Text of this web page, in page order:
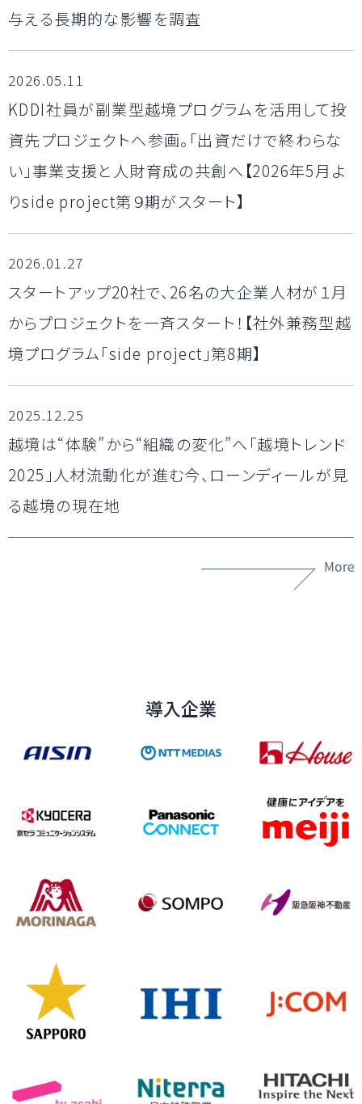
与える長期的な影響を調査
2026.05.11
KDDI社員が副業型越境プログラムを活用して投
資先プロジェクトへ参画。「出資だけで終わらな
い」事業支援と人財育成の共創へ【2026年5月よ
りside project第９期がスタート】
2026.01.27
スタートアップ20社で、26名の大企業人材が１月
からプロジェクトを一斉スタート！【社外兼務型越
境プログラム「side project」第8期】
2025.12.25
越境は“体験”から“組織の変化”へ「越境トレンド
2025」人材流動化が進む今、ローンディールが見
る越境の現在地
導入企業